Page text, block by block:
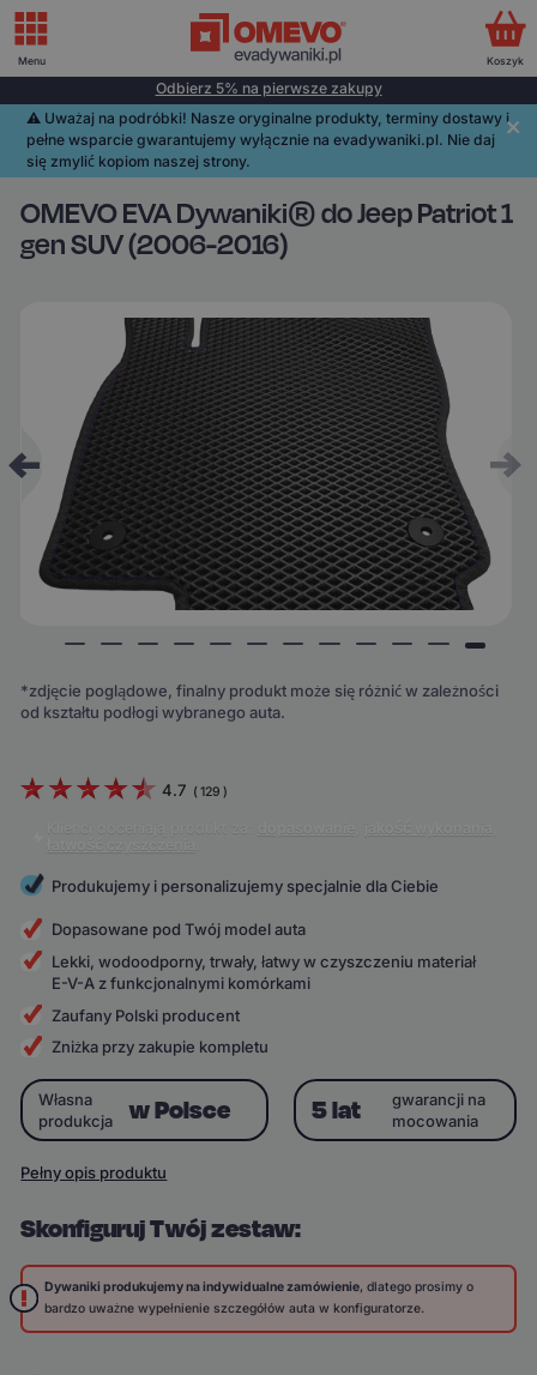
Odbierz 5% na pierwsze zakupy
⚠️️ Uważaj na podróbki! Nasze oryginalne produkty, terminy dostawy i
pełne wsparcie gwarantujemy wyłącznie na evadywaniki.pl. Nie daj
się zmylić kopiom naszej strony.
OMEVO EVA Dywaniki® do Jeep Patriot 1
gen SUV (2006-2016)
*zdjęcie poglądowe, finalny produkt może się różnić w zależności
od kształtu podłogi wybranego auta.
4.7 ( 129 )
Klienci doceniają produkt za: dopasowanie
łatwość czyszczenia
Produkujemy i personalizujemy specjalnie dla Ciebie
Dopasowane pod Twój model auta
Lekki, wodoodporny, trwały, łatwy w czyszczeniu materiał
E-V-A z funkcjonalnymi komórkami
Zaufany Polski producent
Zniżka przy zakupie kompletu
Skonfiguruj Twój zestaw:
Dywaniki produkujemy na indywidualne zamówienie, dlatego prosimy o
bardzo uważne wypełnienie szczegółów auta w konfiguratorze.
Własna
produkcja
w Polsce 5 lat
gwarancji na
mocowania
Pełny opis produktu
Menu Koszyk